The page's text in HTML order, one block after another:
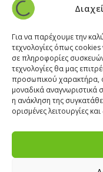
Για να παρέχουμε την
τεχνολογίες όπως
σε πληροφορίες
τεχνολογίες θα μας
προσωπικού χαρακτήρα,
μοναδικά
η ανάκληση της
ορισμένες λειτουργίες
22840 43 163
paros@cleanit.gr
Υποκατάστημα
Έξω Γωνία,
22860 22322